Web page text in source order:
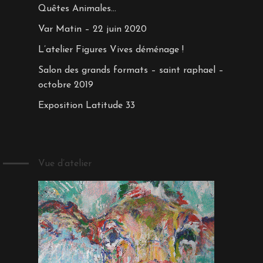
Quêtes Animales…
Var Matin – 22 juin 2020
L’atelier Figures Vives déménage !
Salon des grands formats – saint raphael –
octobre 2019
Exposition Latitude 33
Vue d’atelier